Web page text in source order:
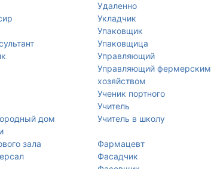
дом
зала
Удаленно
Укладчик
Упаковщик
Упаковщица
Управляющий
Управляющий фермерским
хозяйством
Ученик портного
Учитель
Учитель в школу
Фармацевт
Фасадчик